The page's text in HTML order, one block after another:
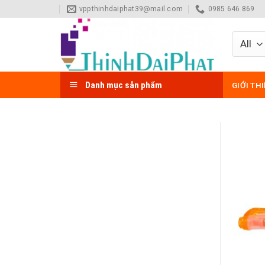
to
vppthinhdaiphat39@mail.com 0985 646 869
Danh mục sản phẩm GIỚI